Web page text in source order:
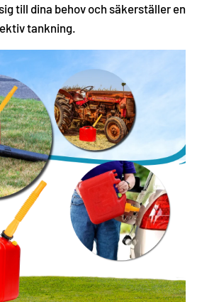
till dina behov och säkerställer en
tankning.